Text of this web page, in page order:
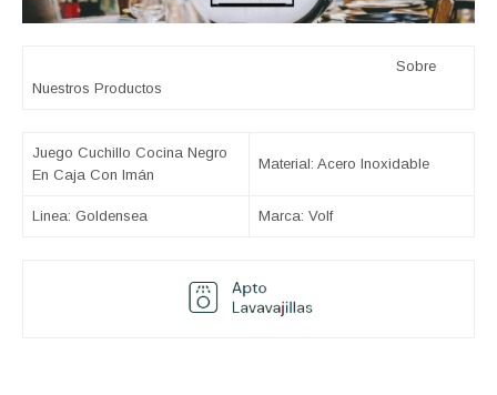
Sobre
Nuestros Productos
Juego Cuchillo Cocina Negro
En Caja Con Imán
Material: Acero Inoxidable
Linea: Goldensea Marca: Volf